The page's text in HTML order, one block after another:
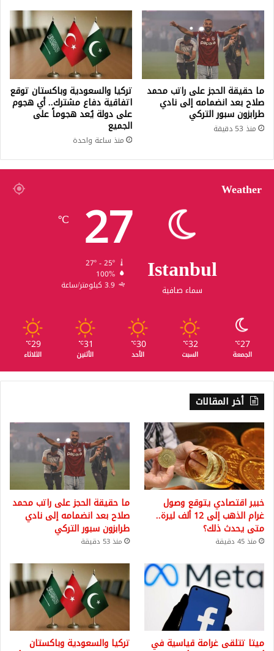
ما حقيقة الحجز على راتب محمد
صلاح بعد انضمامه إلى نادي
طرابزون سبور التركي
منذ 53 دقيقة
تركيا والسعودية وباكستان توقع
اتفاقية دفاع مشترك.. أي هجوم
على دولة يُعد هجوماً على
الجميع
منذ ساعة واحدة
Weather
Istanbul
سماء صافية
27
℃
27º - 25º
100%
3.9 كيلومتر/ساعة
27
℃
الجمعة
32
℃
السبت
30
℃
الأحد
31
℃
الأثنين
29
℃
الثلاثاء
أخر المقالات
خبير اقتصادي يتوقع وصول
غرام الذهب إلى 12 ألف ليرة..
متى يحدث ذلك؟
منذ 45 دقيقة
ما حقيقة الحجز على راتب محمد
صلاح بعد انضمامه إلى نادي
طرابزون سبور التركي
منذ 53 دقيقة
ميتا تتلقى غرامة قياسية في تركيا والسعودية وباكستان